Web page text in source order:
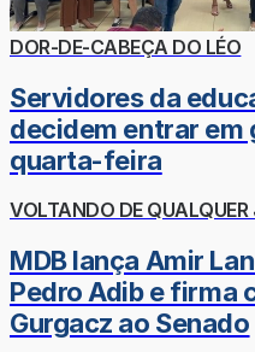
DOR-DE-CABEÇA DO LÉO
Servidores da
decidem entrar em
quarta-feira
VOLTANDO DE QUALQUER
MDB lança Amir
Pedro Adib e firma
Gurgacz ao Senado